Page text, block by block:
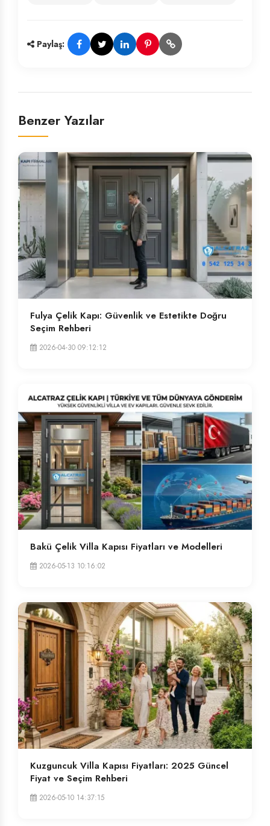
Paylaş:
Benzer Yazılar
Fulya Çelik Kapı: Güvenlik ve Estetikte Doğru
Seçim Rehberi
2026-04-30 09:12:12
Bakü Çelik Villa Kapısı Fiyatları ve Modelleri
2026-05-13 10:16:02
Kuzguncuk Villa Kapısı Fiyatları: 2025 Güncel
Fiyat ve Seçim Rehberi
2026-05-10 14:37:15